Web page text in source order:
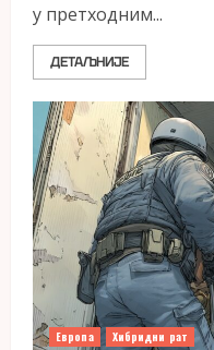
у претходним...
ДЕТАЉНИЈЕ
Европа Хибридни рат